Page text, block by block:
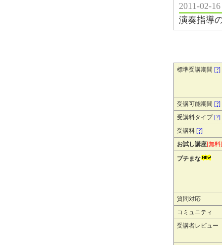
2011-02-
演奏指導
標準受講期間 [?]
受講可能期間 [?]
受講料タイプ[?]
受講料 [?]
お試し講座[無料]
プチまな
質問対応
コミュニティ
受講者レビュー